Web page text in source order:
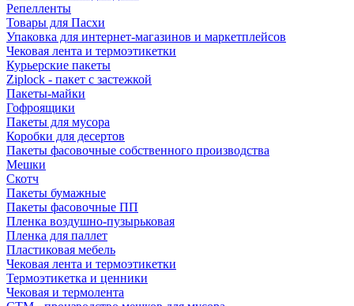
Репелленты
Товары для Пасхи
Упаковка для интернет-магазинов и маркетплейсов
Чековая лента и термоэтикетки
Курьерские пакеты
Ziplock - пакет с застежкой
Пакеты-майки
Гофроящики
Пакеты для мусора
Коробки для десертов
Пакеты фасовочные собственного производства
Мешки
Скотч
Пакеты бумажные
Пакеты фасовочные ПП
Пленка воздушно-пузырьковая
Пленка для паллет
Пластиковая мебель
Чековая лента и термоэтикетки
Термоэтикетка и ценники
Чековая и термолента